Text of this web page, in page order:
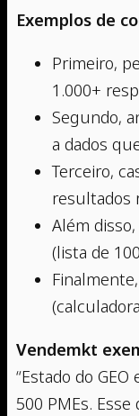
Exemplos de
Primeiro,
1.000+
Segundo,
a dados
Terceiro,
resultados
Além
(lista de
Vendemkt
“Estado do
500 PMEs.